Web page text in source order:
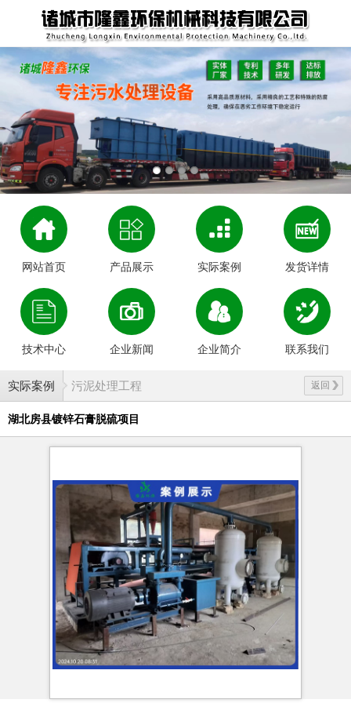
网站首页 产品展示 实际案例 发货详情
技术中心 企业新闻 企业简介 联系我们
实际案例 返回
污泥处理工程
湖北房县镀锌石膏脱硫项目